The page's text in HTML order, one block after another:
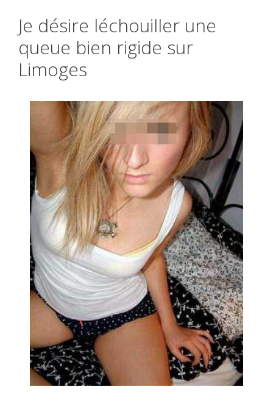
Je désire léchouiller une
queue bien rigide sur
Limoges